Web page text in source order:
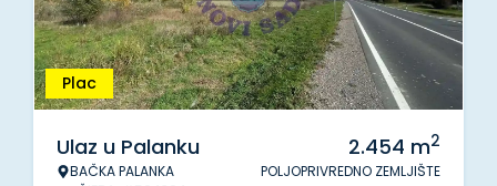
Plac
Ulaz u Palanku
BAČKA PALANKA
2.454 m2
POLJOPRIVREDNO ZEMLJIŠTE